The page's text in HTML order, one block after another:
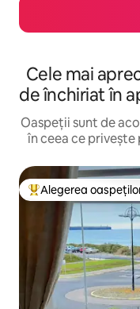
Cele mai
de închiriat în
Oaspeții sunt de
în ceea ce
Locuință din topul
Alegerea